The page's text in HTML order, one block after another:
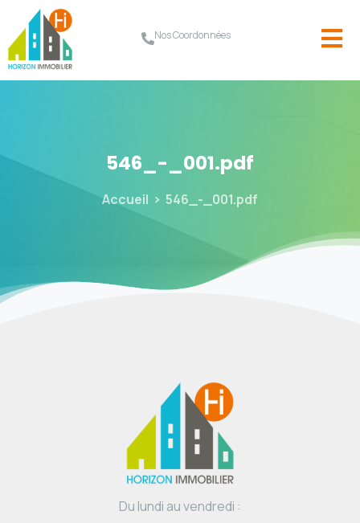
Nos Coordonnées
546_-_001.pdf
Accueil 546_-_001.pdf
Du lundi au vendredi :